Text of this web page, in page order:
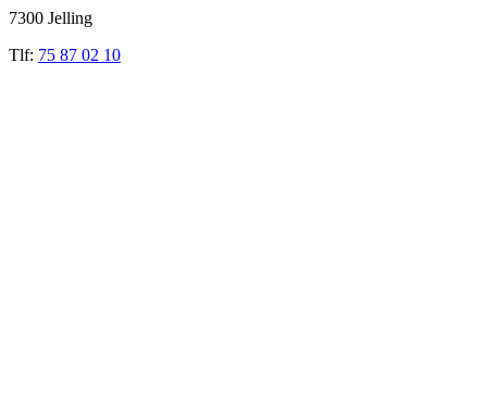
7300 Jelling
Tlf: 75 87 02 10